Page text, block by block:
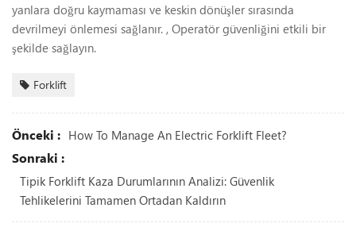
yanlara doğru kaymaması ve keskin dönüşler sırasında
devrilmeyi önlemesi sağlanır. , Operatör güvenliğini etkili bir
şekilde sağlayın.
Forklift
Önceki : How To Manage An Electric Forklift Fleet?
Sonraki :
Tipik Forklift Kaza Durumlarının Analizi: Güvenlik
Tehlikelerini Tamamen Ortadan Kaldırın